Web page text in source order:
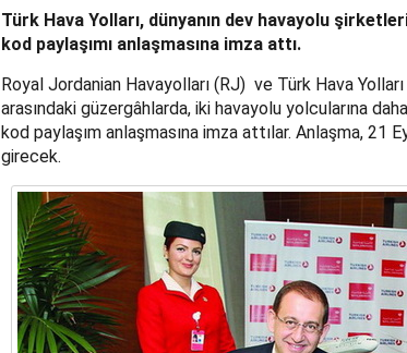
AYJET’E AİT EĞİTİM UÇAĞI KAZA KRIMA
Türk Hava Yolları, dünyanın dev havayolu
kod paylaşımı anlaşmasına imza attı.
Royal Jordanian Havayolları (RJ) ve Türk Hava
arasındaki güzergâhlarda, iki havayolu yolcularına
kod paylaşım anlaşmasına imza attılar. Anlaşma, 21
girecek.